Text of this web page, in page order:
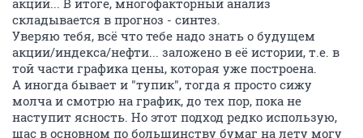
акций... В итоге, многофакторный анализ
складывается в прогноз - синтез.
Уверяю тебя, всё что тебе надо знать о будущем
акции/индекса/нефти... заложено в её истории, т.е. в
той части графика цены, которая уже построена.
А иногда бывает и "тупик", тогда я просто сижу
молча и смотрю на график, до тех пор, пока не
наступит ясность. Но этот подход редко использую,
щас в основном по большинству бумаг на лету могу